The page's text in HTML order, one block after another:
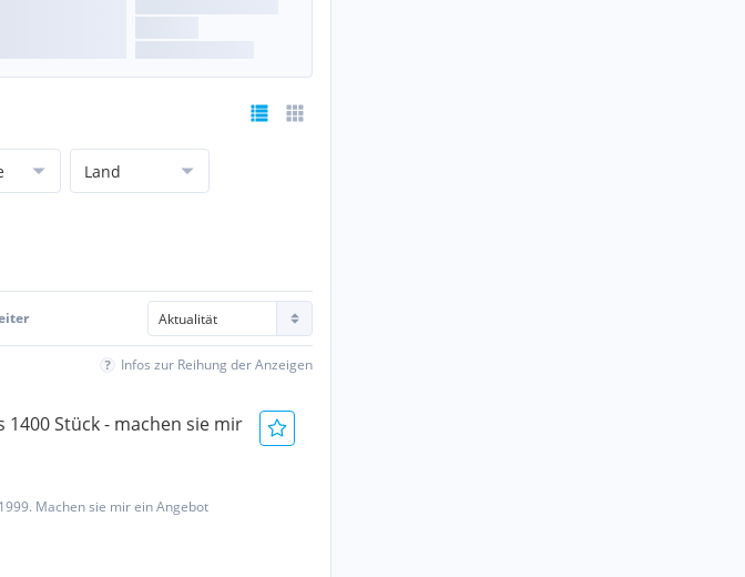
Land
Infos zur Reihung der Anzeigen
1400 Stück - machen sie mir
Machen sie mir ein Angebot